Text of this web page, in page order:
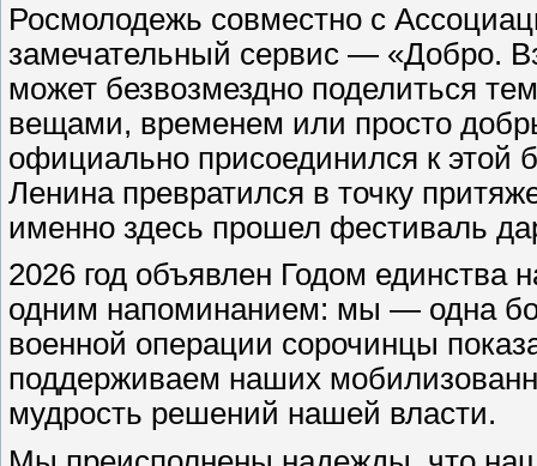
Росмолодежь совместно с
замечательный сервис — «Добро.
может безвозмездно поделиться
вещами, временем или просто
официально присоединился к
Ленина превратился в точку
именно здесь прошел фестиваль
2026 год объявлен Годом единства
одним напоминанием: мы — одна
военной операции сорочинцы
поддерживаем наших
мудрость решений нашей власти.